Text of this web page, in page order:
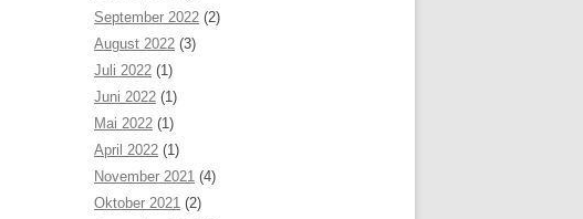
September 2022 (2)
August 2022 (3)
Juli 2022 (1)
Juni 2022 (1)
Mai 2022 (1)
April 2022 (1)
November 2021 (4)
Oktober 2021 (2)